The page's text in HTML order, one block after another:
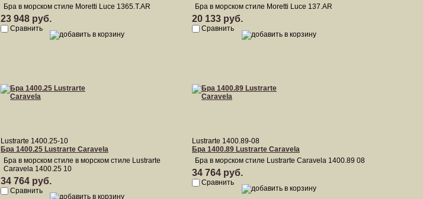
Бра в морском стиле Moretti Luce 1365.T.AR
23 948 руб.
Сравнить
Бра в морском стиле Moretti Luce 137.AR
20 133 руб.
Сравнить
Lustrarte 1400.25-10
Бра 1400.25 Lustrarte Caravela
Бра в морском стиле в морском стиле Lustrarte
Caravela 1400.25 10
34 764 руб.
Сравнить
Lustrarte 1400.89-08
Бра 1400.89 Lustrarte Caravela
Бра в морском стиле Lustrarte Caravela 1400.89 08
34 764 руб.
Сравнить